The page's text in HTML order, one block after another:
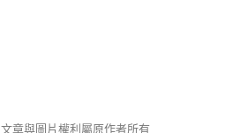
文章與圖片權利屬原作者所有